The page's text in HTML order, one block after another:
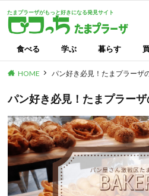
たまプラーザがもっと好きになる発見サイト
食べる 学ぶ 暮らす
HOME パン好き必見！たまプラーザ
パン好き必見！たまプラー